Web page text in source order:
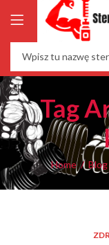
Tag
Home Blog